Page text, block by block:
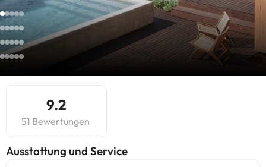
9.2
51 Bewertungen
​Ausstattung und Service